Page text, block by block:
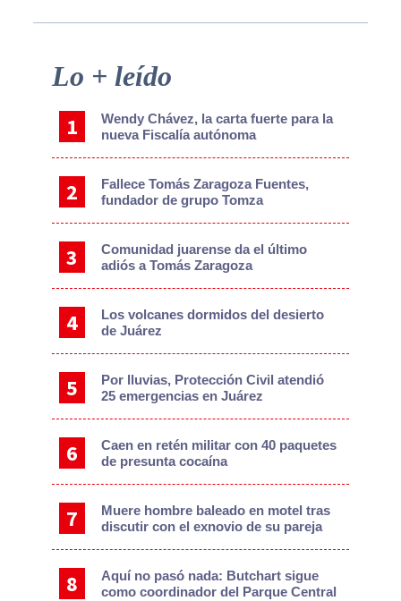
Primary
Lo + leído
Wendy Chávez, la carta fuerte para la
nueva Fiscalía autónoma
Fallece Tomás Zaragoza Fuentes,
fundador de grupo Tomza
Comunidad juarense da el último
adiós a Tomás Zaragoza
Los volcanes dormidos del desierto
de Juárez
Por lluvias, Protección Civil atendió
25 emergencias en Juárez
Caen en retén militar con 40 paquetes
de presunta cocaína
Muere hombre baleado en motel tras
discutir con el exnovio de su pareja
Aquí no pasó nada: Butchart sigue
como coordinador del Parque Central